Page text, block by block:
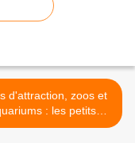
d'attraction, zoos et
: les petits
des loisirs font